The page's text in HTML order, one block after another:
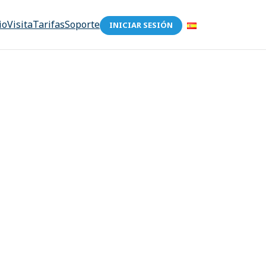
VisitaTarifasSoporte INICIAR SESIÓN